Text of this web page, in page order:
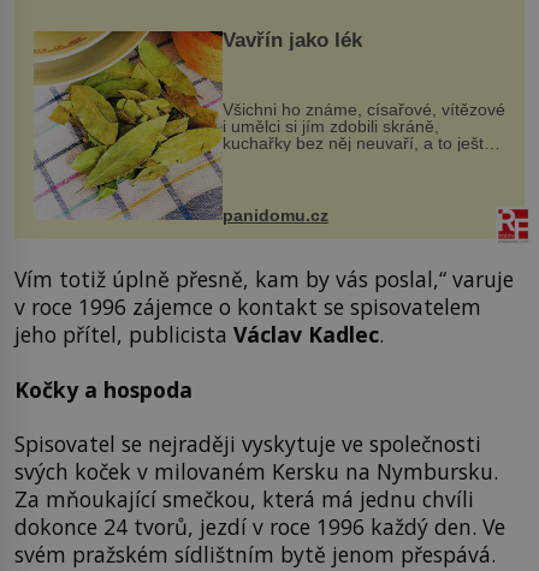
Vavřín jako lék
Všichni ho známe, císařové, vítězové
i umělci si jím zdobili skráně,
kuchařky bez něj neuvaří, a to ještě
nevíte, že bobkový list může výrazně
zmírnit některé naše neduhy.
Obsahuje v malém množství ně...
panidomu.cz
Vím totiž úplně přesně, kam by vás poslal,“ varuje
v roce 1996 zájemce o kontakt se spisovatelem
jeho přítel, publicista Václav Kadlec.
Kočky a hospoda
Spisovatel se nejraději vyskytuje ve společnosti
svých koček v milovaném Kersku na Nymbursku.
Za mňoukající smečkou, která má jednu chvíli
dokonce 24 tvorů, jezdí v roce 1996 každý den. Ve
svém pražském sídlištním bytě jenom přespává.